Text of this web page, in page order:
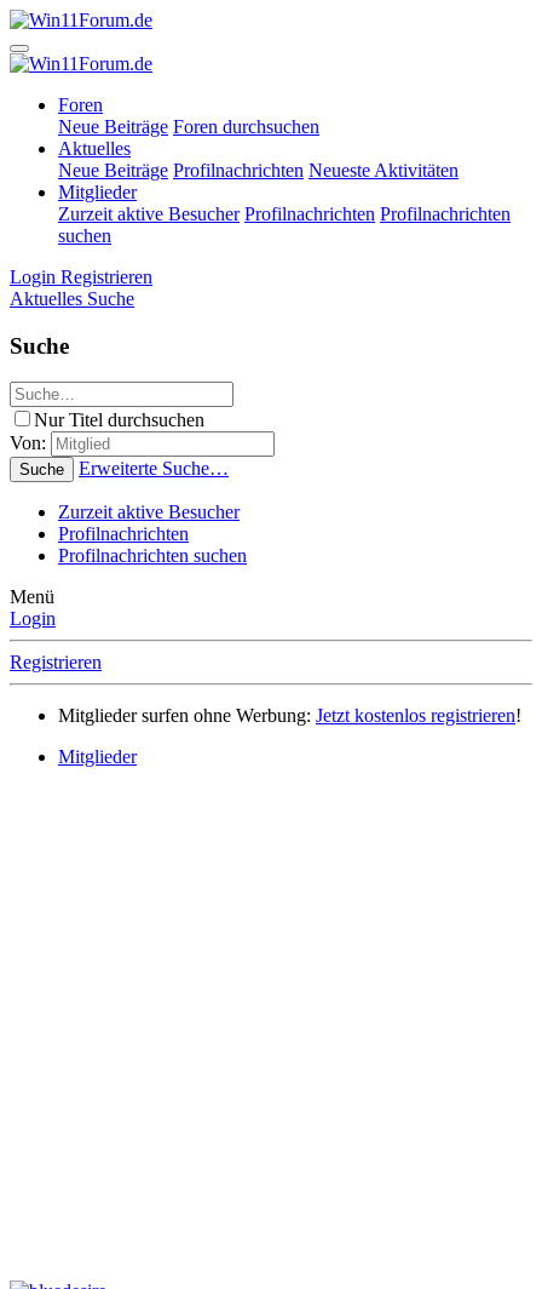
Foren
Neue Beiträge Foren durchsuchen
Aktuelles
Neue Beiträge Profilnachrichten Neueste Aktivitäten
Mitglieder
Zurzeit aktive Besucher Profilnachrichten Profilnachrichten
suchen
Login Registrieren
Aktuelles Suche
Suche
Nur Titel durchsuchen
Von:
Suche Erweiterte Suche…
Zurzeit aktive Besucher
Profilnachrichten
Profilnachrichten suchen
Menü
Login
Registrieren
Mitglieder surfen ohne Werbung: Jetzt kostenlos registrieren!
Mitglieder